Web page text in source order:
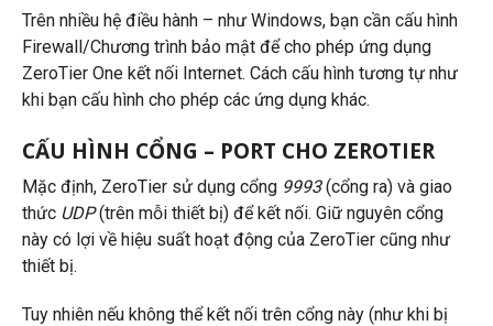
Trên nhiều hệ điều hành – như Windows, bạn cần cấu hình
Firewall/Chương trình bảo mật để cho phép ứng dụng
ZeroTier One kết nối Internet. Cách cấu hình tương tự như
khi bạn cấu hình cho phép các ứng dụng khác.
CẤU HÌNH CỔNG – PORT CHO ZEROTIER
Mặc định, ZeroTier sử dụng cổng 9993(cổng ra) và giao
thức UDP(trên mỗi thiết bị) để kết nối. Giữ nguyên cổng
này có lợi về hiệu suất hoạt động của ZeroTier cũng như
thiết bị.
Tuy nhiên nếu không thể kết nối trên cổng này (như khi bị